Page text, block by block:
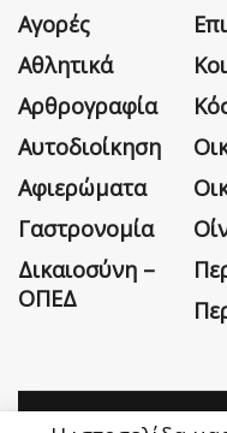
Αγορές
Αθλητικά
Αρθρογραφία
Αυτοδιοίκηση
Αφιερώματα
Γαστρονομία
Δικαιοσύνη –
ΟΠΕΔ